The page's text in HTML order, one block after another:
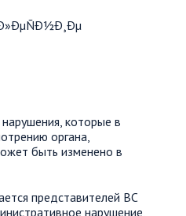
которые в
органа,
быть изменено в
представителей ВС
нарушение,